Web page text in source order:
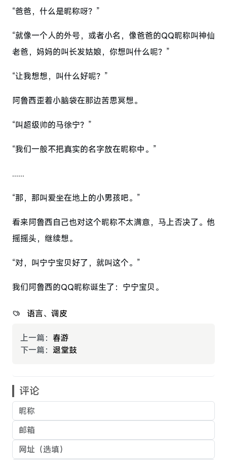
“爸爸，什么是昵称呀？”
“就像一个人的外号，或者小名，像爸爸的QQ昵称叫神仙
老爸，妈妈的叫长发姑娘，你想叫什么呢？”
“让我想想，叫什么好呢？”
阿鲁西歪着小脑袋在那边苦思冥想。
“叫超级帅的马徐宁？”
“我们一般不把真实的名字放在昵称中。”
......
“那，那叫爱坐在地上的小男孩吧。”
看来阿鲁西自己也对这个昵称不太满意，马上否决了。他
摇摇头，继续想。
“对，叫宁宁宝贝好了，就叫这个。”
我们阿鲁西的QQ昵称诞生了：宁宁宝贝。
语言、 调皮
上一篇： 春游
下一篇： 退堂鼓
评论